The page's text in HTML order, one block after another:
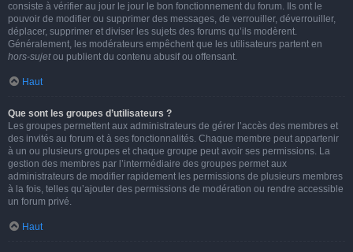
consiste à vérifier au jour le jour le bon fonctionnement du forum. Ils ont le
pouvoir de modifier ou supprimer des messages, de verrouiller, déverrouiller,
déplacer, supprimer et diviser les sujets des forums qu’ils modèrent.
Généralement, les modérateurs empêchent que les utilisateurs partent en
hors-sujetou publient du contenu abusif ou offensant.
Haut
Que sont les groupes d’utilisateurs ?
Les groupes permettent aux administrateurs de gérer l’accès des membres et
des invités au forum et à ses fonctionnalités. Chaque membre peut appartenir
à un ou plusieurs groupes et chaque groupe peut avoir ses permissions. La
gestion des membres par l’intermédiaire des groupes permet aux
administrateurs de modifier rapidement les permissions de plusieurs membres
à la fois, telles qu’ajouter des permissions de modération ou rendre accessible
un forum privé.
Haut